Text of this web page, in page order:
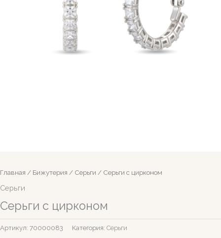
Главная / Бижутерия / Серьги / Серьги с цирконом
Серьги
Серьги с цирконом
Артикул: 70000083 Категория: Серьги